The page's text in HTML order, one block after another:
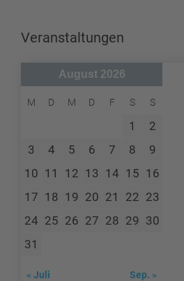
Veranstaltungen
August 2026
M D M D F S S
1
2
3
4 5 6 7 8
9
10 11 12 13 14 15 16
17 18 19 20 21 22 23
24 25 26 27 28 29 30
31
« Juli Sep. »